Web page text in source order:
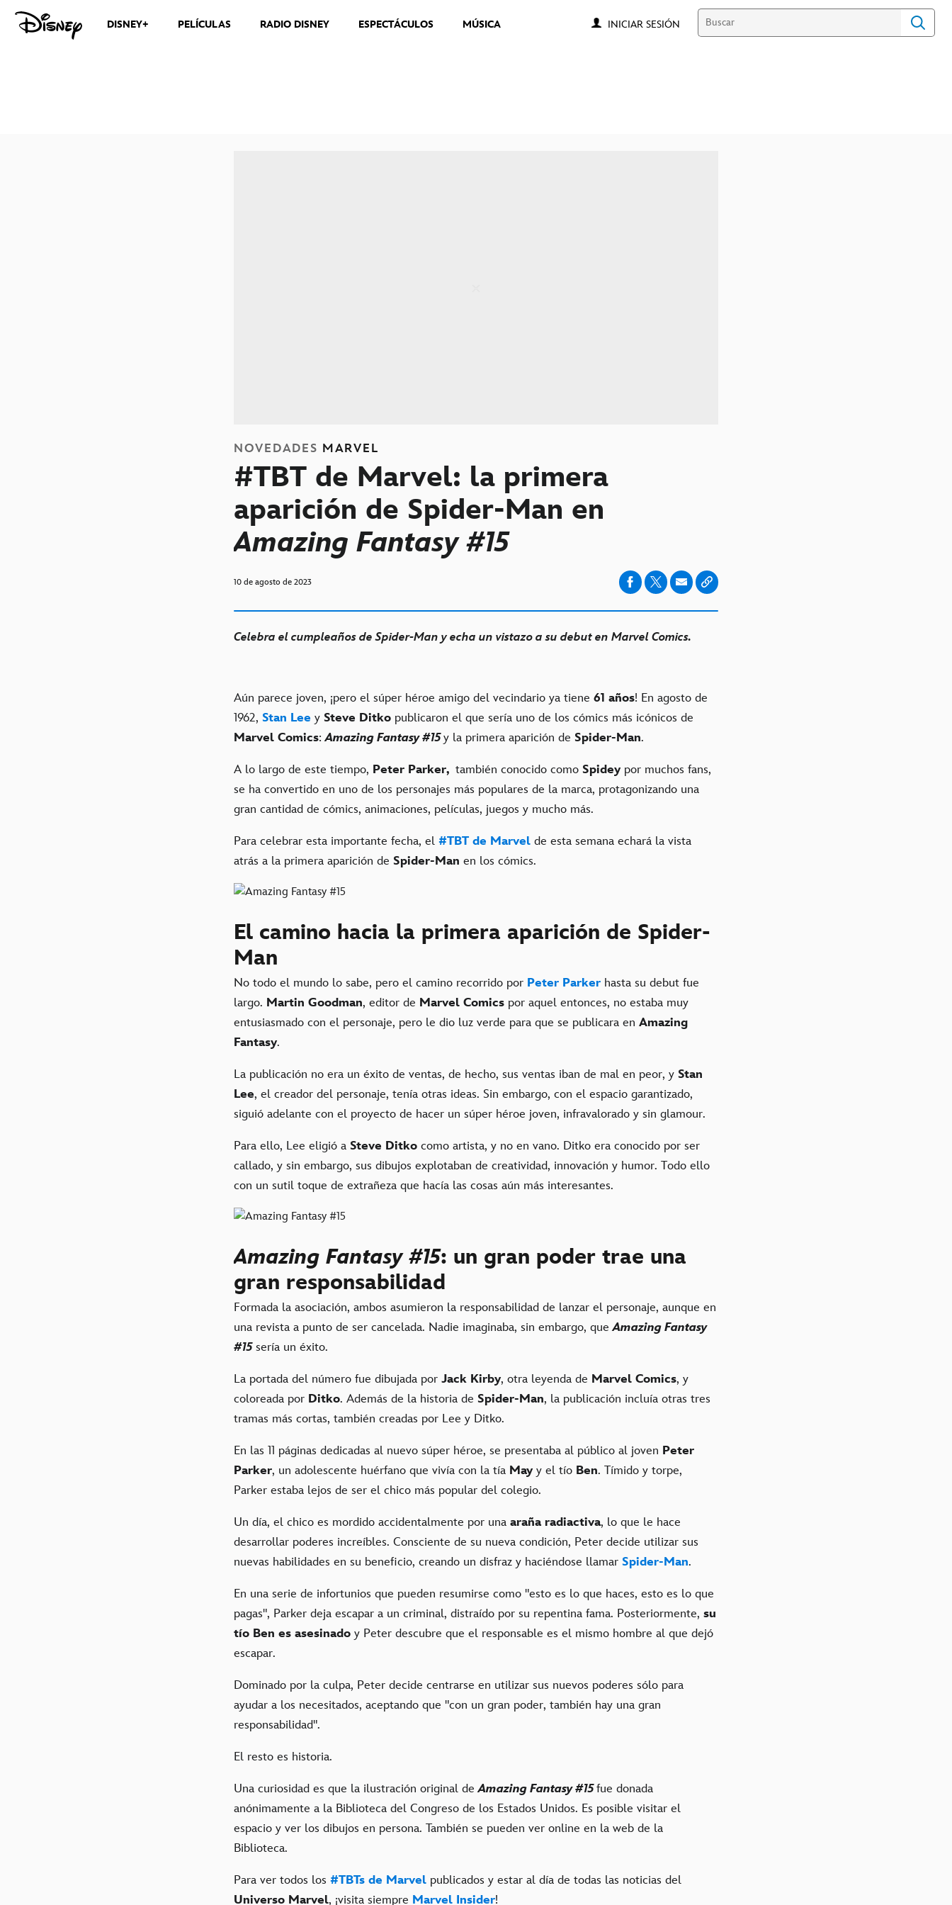
DISNEY+ PELÍCULAS RADIO DISNEY ESPECTÁCULOS MÚSICA INICIAR SESIÓN
NOVEDADES MARVEL
#TBT de Marvel: la primera
aparición de Spider-Man en
Amazing Fantasy #15
10 de agosto de 2023
Celebra el cumpleaños de Spider-Man y echa un vistazo a su debut en Marvel Comics.
Aún parece joven, ¡pero el súper héroe amigo del vecindario ya tiene 61 años! En agosto de
1962, Stan Lee y Steve Ditko publicaron el que sería uno de los cómics más icónicos de
Marvel Comics:Amazing Fantasy #15y la primera aparición de Spider-Man.
A lo largo de este tiempo, Peter Parker, también conocido como Spidey por muchos fans,
se ha convertido en uno de los personajes más populares de la marca, protagonizando una
gran cantidad de cómics, animaciones, películas, juegos y mucho más.
Para celebrar esta importante fecha, el #TBT de Marvel de esta semana echará la vista
atrás a la primera aparición de Spider-Man en los cómics.
El camino hacia la primera aparición de Spider-
Man
No todo el mundo lo sabe, pero el camino recorrido por Peter Parker hasta su debut fue
largo. Martin Goodman, editor de Marvel Comics por aquel entonces, no estaba muy
entusiasmado con el personaje, pero le dio luz verde para que se publicara en Amazing
Fantasy.
La publicación no era un éxito de ventas, de hecho, sus ventas iban de mal en peor, y Stan
Lee, el creador del personaje, tenía otras ideas. Sin embargo, con el espacio garantizado,
siguió adelante con el proyecto de hacer un súper héroe joven, infravalorado y sin glamour.
Para ello, Lee eligió a Steve Ditko como artista, y no en vano. Ditko era conocido por ser
callado, y sin embargo, sus dibujos explotaban de creatividad, innovación y humor. Todo ello
con un sutil toque de extrañeza que hacía las cosas aún más interesantes.
Amazing Fantasy#15: un gran poder trae una
gran responsabilidad
Formada la asociación, ambos asumieron la responsabilidad de lanzar el personaje, aunque en
una revista a punto de ser cancelada. Nadie imaginaba, sin embargo, queAmazing Fantasy
#15sería un éxito.
La portada del número fue dibujada por Jack Kirby, otra leyenda de Marvel Comics, y
coloreada por Ditko. Además de la historia de Spider-Man, la publicación incluía otras tres
tramas más cortas, también creadas por Lee y Ditko.
En las 11 páginas dedicadas al nuevo súper héroe, se presentaba al público al joven Peter
Parker, un adolescente huérfano que vivía con la tía May y el tío Ben. Tímido y torpe,
Parker estaba lejos de ser el chico más popular del colegio.
Un día, el chico es mordido accidentalmente por una araña radiactiva, lo que le hace
desarrollar poderes increíbles. Consciente de su nueva condición, Peter decide utilizar sus
nuevas habilidades en su beneficio, creando un disfraz y haciéndose llamar Spider-Man.
En una serie de infortunios que pueden resumirse como "esto es lo que haces, esto es lo que
pagas", Parker deja escapar a un criminal, distraído por su repentina fama. Posteriormente, su
tío Ben es asesinado y Peter descubre que el responsable es el mismo hombre al que dejó
escapar.
Dominado por la culpa, Peter decide centrarse en utilizar sus nuevos poderes sólo para
ayudar a los necesitados, aceptando que "con un gran poder, también hay una gran
responsabilidad".
El resto es historia.
Una curiosidad es que la ilustración original deAmazing Fantasy #15fue donada
anónimamente a la Biblioteca del Congreso de los Estados Unidos. Es posible visitar el
espacio y ver los dibujos en persona. También se pueden ver online en la web de la
Biblioteca.
Para ver todos los #TBTs de Marvel publicados y estar al día de todas las noticias del
Universo Marvel, ¡visita siempre Marvel Insider!